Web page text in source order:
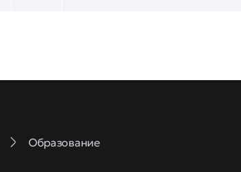
Образование